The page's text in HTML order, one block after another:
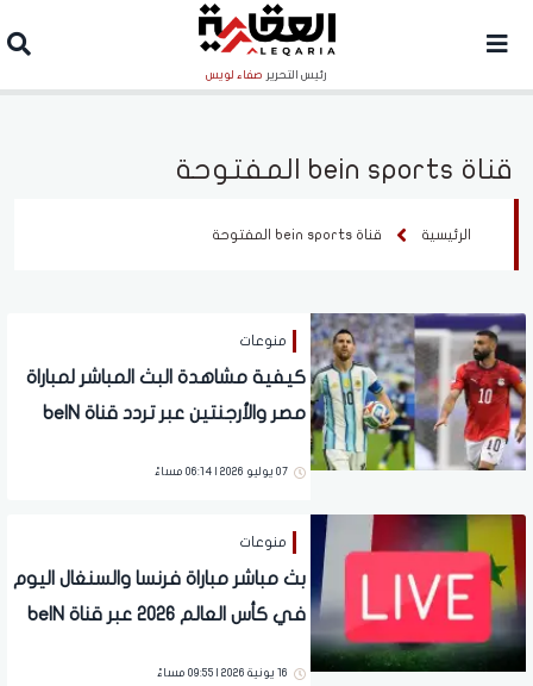
رئيس التحرير صفاء لويس
قناة bein sports المفتوحة
الرئيسية قناة bein sports المفتوحة
منوعات
كيفية مشاهدة البث المباشر لمباراة
مصر والأرجنتين عبر تردد قناة beIN
07 يوليو 2026 | 06:14 مساءً
منوعات
بث مباشر مباراة فرنسا والسنغال اليوم
في كأس العالم 2026 عبر قناة beIN
16 يونية 2026 | 09:55 مساءً